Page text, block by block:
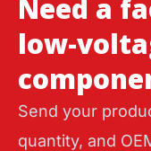
Need a
low-
Send your
quantity, and